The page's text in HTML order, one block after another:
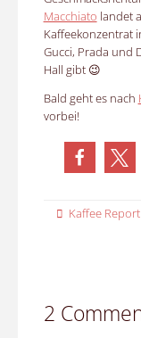
Macchiato landet
Kaffeekonzentrat
Gucci, Prada und
Hall gibt 😉
Bald geht es nach
vorbei!
Kaffee
2